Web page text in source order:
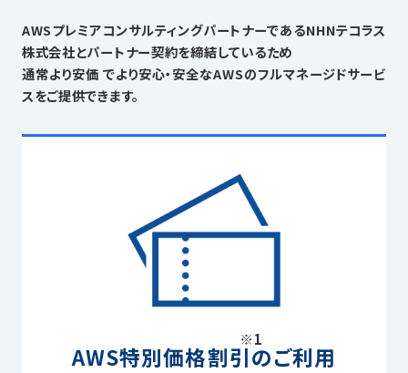
AWSプレミアコンサルティングパートナーであるNHNテコラス
株式会社とパートナー契約を締結しているため
通常より安価 でより安心・安全なAWSのフルマネージドサービ
スをご提供できます。
※1
AWS特別価格割引のご利用